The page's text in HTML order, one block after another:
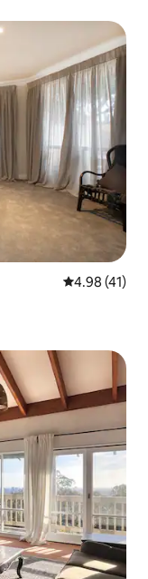
Calificación
4.98 (41)